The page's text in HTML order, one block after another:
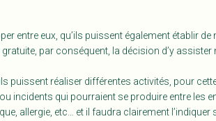
entre eux, qu’ils puissent également établir
par conséquent, la décision d’y assister
puissent réaliser différentes activités, pour
qui pourraient se produire entre les
allergie, etc… et il faudra clairement l’indiquer